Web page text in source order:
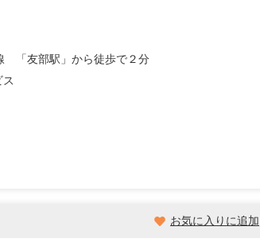
「友部駅」から徒歩で２分
ス
お気に入りに追加